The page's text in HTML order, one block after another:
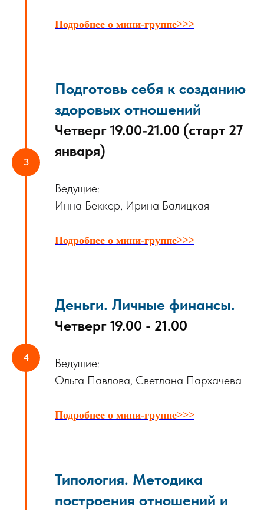
Подробнее о мини-группе>>>
Подготовь себя к созданию
здоровых отношений
Четверг 19.00-21.00 (старт 27
января)
Ведущие:
Инна Беккер, Ирина Балицкая
Подробнее о мини-группе>>>
Деньги. Личные финансы.
Четверг 19.00 - 21.00
Ведущие:
Ольга Павлова, Светлана Пархачева
Подробнее о мини-группе>>>
Типология. Методика
построения отношений и